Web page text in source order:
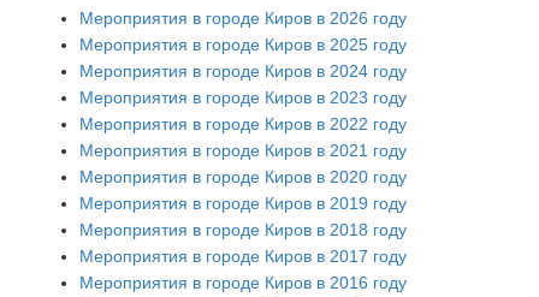
Мероприятия в городе Киров в 2026 году
Мероприятия в городе Киров в 2025 году
Мероприятия в городе Киров в 2024 году
Мероприятия в городе Киров в 2023 году
Мероприятия в городе Киров в 2022 году
Мероприятия в городе Киров в 2021 году
Мероприятия в городе Киров в 2020 году
Мероприятия в городе Киров в 2019 году
Мероприятия в городе Киров в 2018 году
Мероприятия в городе Киров в 2017 году
Мероприятия в городе Киров в 2016 году